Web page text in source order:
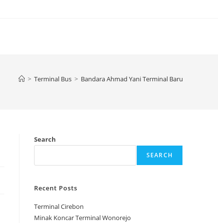
> Terminal Bus > Bandara Ahmad Yani Terminal Baru
Search
SEARCH
Recent Posts
Terminal Cirebon
Minak Koncar Terminal Wonorejo